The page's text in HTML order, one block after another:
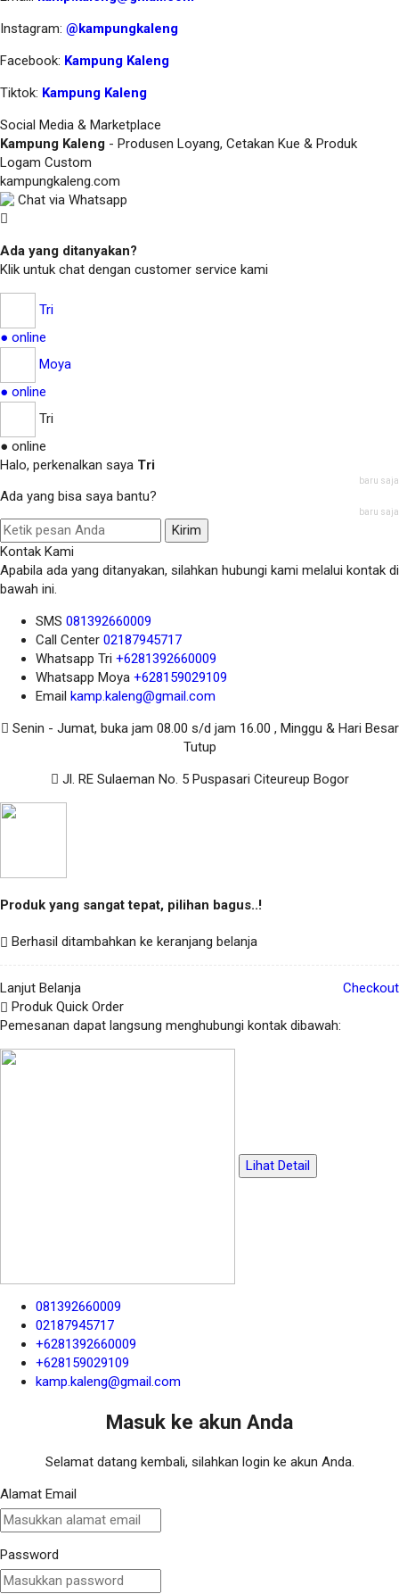
Instagram: @kampungkaleng
Facebook: Kampung Kaleng
Tiktok: Kampung Kaleng
Social Media & Marketplace
Kampung Kaleng - Produsen Loyang, Cetakan Kue & Produk
Logam Custom
kampungkaleng.com
Chat via Whatsapp
Ada yang ditanyakan?
Klik untuk chat dengan customer service kami
Tri
● online
Moya
● online
Tri
● online
Halo, perkenalkan saya Tri
baru saja
Ada yang bisa saya bantu?
baru saja
Kirim
Kontak Kami
Apabila ada yang ditanyakan, silahkan hubungi kami melalui kontak di
bawah ini.
SMS 081392660009
Call Center 02187945717
Whatsapp Tri +6281392660009
Whatsapp Moya +628159029109
Email kamp.kaleng@gmail.com
Senin - Jumat, buka jam 08.00 s/d jam 16.00 , Minggu & Hari Besar
Tutup
Jl. RE Sulaeman No. 5 Puspasari Citeureup Bogor
Produk yang sangat tepat, pilihan bagus..!
Berhasil ditambahkan ke keranjang belanja
Lanjut Belanja
Checkout
Produk Quick Order
Pemesanan dapat langsung menghubungi kontak dibawah:
Lihat Detail
081392660009
02187945717
+6281392660009
+628159029109
kamp.kaleng@gmail.com
Masuk ke akun Anda
Selamat datang kembali, silahkan login ke akun Anda.
Alamat Email
Password